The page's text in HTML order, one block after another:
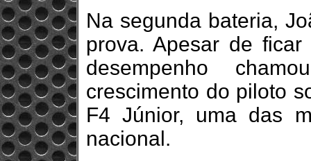
Na segunda bateria,
prova. Apesar de
desempenho
crescimento do piloto
F4 Júnior, uma das
nacional.